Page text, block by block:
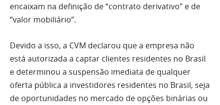
encaixam na definição de “contrato derivativo” e de
“valor mobiliário”.
Devido a isso, a CVM declarou que a empresa não
está autorizada a captar clientes residentes no Brasil
e determinou a suspensão imediata de qualquer
oferta pública a investidores residentes no Brasil, seja
de oportunidades no mercado de opções binárias ou